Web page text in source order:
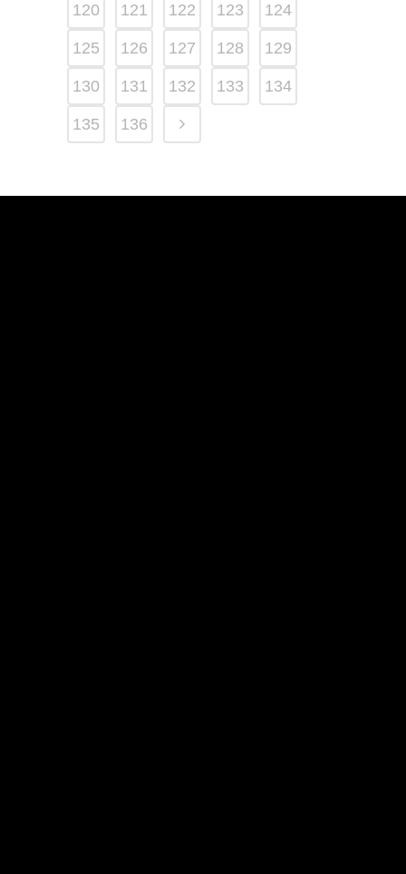
120 121 122 123 124
125 126 127 128 129
130 131 132 133 134
135 136